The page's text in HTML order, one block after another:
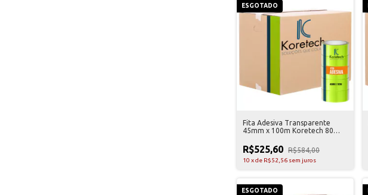
ESGOTADO
Fita Adesiva Transparente
45mm x 100m Koretech 80
R$525,60 R$584,00
10 xde R$52,56 sem juros
ESGOTADO